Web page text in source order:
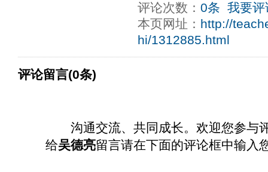
dfbsetx9899197996xxca
评论次数： 0条 我要评
本页网址： http://
hi/1312885.html
评论留言(0条)
沟通交流、共同成长。欢迎您参与
给吴德亮留言请在下面的评论框中输入